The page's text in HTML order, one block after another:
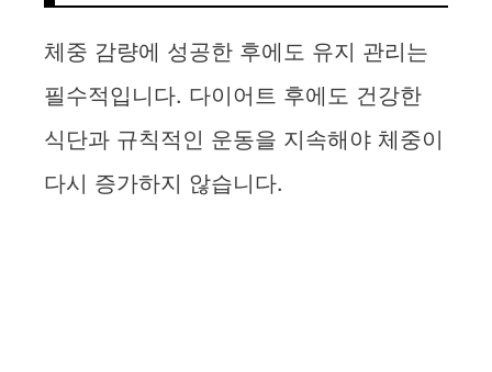
체중 감량에 성공한 후에도 유지 관리는
필수적입니다. 다이어트 후에도 건강한
식단과 규칙적인 운동을 지속해야 체중이
다시 증가하지 않습니다.